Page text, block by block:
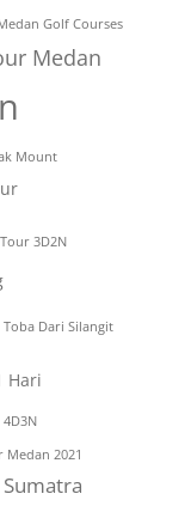
Golf Courses
Medan
Mount
Tour 3D2N
Dari Silangit
Hari
Medan 2021